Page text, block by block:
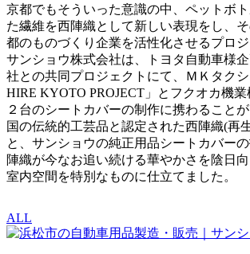
京都でもそういった意識の中、ペットボ
た繊維を西陣織として新しい表現をし、
都のものづくり企業を活性化させるプロジ
サンショウ株式会社は、トヨタ自動車様
社との共同プロジェクトにて、ＭＫタク
HIRE KYOTO PROJECT」とフクオカ機
２台のシートカバーの制作に携わることが
国の伝統的工芸品と認定された西陣織(再
と、サンショウの純正用品シートカバー
陣織が今なお追い続ける華やかさを陰日向
室内空間を特別なものに仕立てました。
ALL